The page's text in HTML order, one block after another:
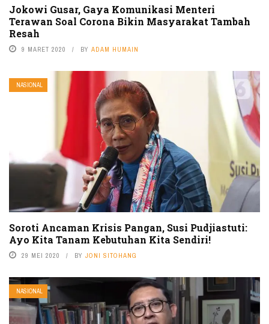
Jokowi Gusar, Gaya Komunikasi Menteri
Terawan Soal Corona Bikin Masyarakat Tambah
Resah
9 MARET 2020 BY ADAM HUMAIN
NASIONAL
Soroti Ancaman Krisis Pangan, Susi Pudjiastuti:
Ayo Kita Tanam Kebutuhan Kita Sendiri!
29 MEI 2020 BY JONI SITOHANG
NASIONAL